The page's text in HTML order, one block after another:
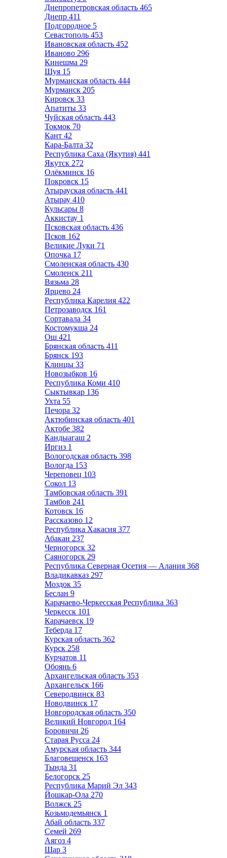
Днепропетровская область 465
Днепр 411
Подгородное 5
Севастополь 453
Ивановская область 452
Иваново 296
Кинешма 29
Шуя 15
Мурманская область 444
Мурманск 205
Кировск 33
Апатиты 33
Чуйская область 443
Токмок 70
Кант 42
Кара-Балта 32
Республика Саха (Якутия) 441
Якутск 272
Олёкминск 16
Покровск 15
Атырауская область 441
Атырау 410
Кульсары 8
Аккистау 1
Псковская область 436
Псков 162
Великие Луки 71
Опочка 17
Смоленская область 430
Смоленск 211
Вязьма 28
Ярцево 24
Республика Карелия 422
Петрозаводск 161
Сортавала 34
Костомукша 24
Ош 421
Брянская область 411
Брянск 193
Клинцы 33
Новозыбков 16
Республика Коми 410
Сыктывкар 136
Ухта 55
Печора 32
Актюбинская область 401
Актобе 382
Кандыагаш 2
Иргиз 1
Вологодская область 398
Вологда 153
Череповец 103
Сокол 13
Тамбовская область 391
Тамбов 241
Котовск 16
Рассказово 12
Республика Хакасия 377
Абакан 237
Черногорск 32
Саяногорск 29
Республика Северная Осетия — Алания 368
Владикавказ 297
Моздок 35
Беслан 9
Карачаево-Черкесская Республика 363
Черкесск 101
Карачаевск 19
Теберда 17
Курская область 362
Курск 258
Курчатов 11
Обоянь 6
Архангельская область 353
Архангельск 166
Северодвинск 83
Новодвинск 17
Новгородская область 350
Великий Новгород 164
Боровичи 26
Старая Русса 24
Амурская область 344
Благовещенск 163
Тында 31
Белогорск 25
Республика Марий Эл 343
Йошкар-Ола 270
Волжск 25
Козьмодемьянск 1
Абай область 337
Семей 269
Аягоз 4
Шар 3